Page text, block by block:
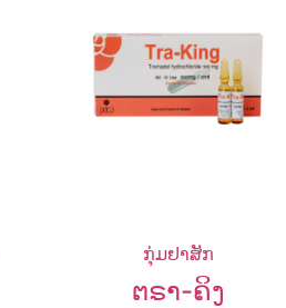
ກຸ່ມຢາສັກ
ຕຣາ-ຄິງ